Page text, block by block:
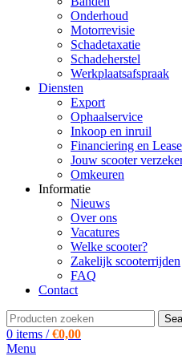
Onderhoud
Motorrevisie
Schadetaxatie
Schadeherstel
Werkplaatsafspraak
Diensten
Export
Ophaalservice
Inkoop en inruil
Financiering en Lease
Jouw scooter
Omkeuren
Informatie
Nieuws
Over ons
Vacatures
Welke scooter?
Zakelijk scooterrijden
FAQ
Contact
0 items / €0,00
Menu